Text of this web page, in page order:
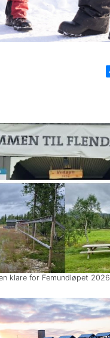
klare for Femundløpet 2026